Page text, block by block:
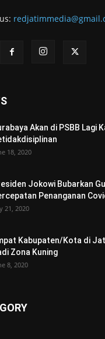
Akan di PSBB Lagi
18, 2020
Jokowi Bubarkan
Penanganan
21, 2020
Kabupaten/Kota di
Zona Kuning
8, 2020